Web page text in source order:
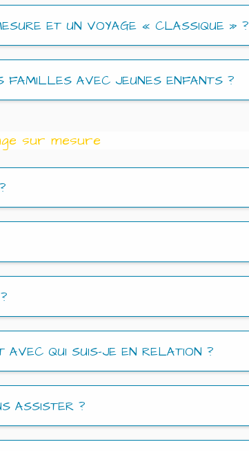
ET UN VOYAGE « CLASSIQUE » ?
FAMILLES AVEC JEUNES ENFANTS ?
sur mesure
AVEC QUI SUIS-JE EN RELATION ?
ASSISTER ?